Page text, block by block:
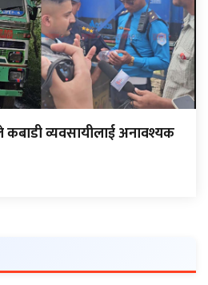
कबाडी व्यवसायीलाई अनावश्यक